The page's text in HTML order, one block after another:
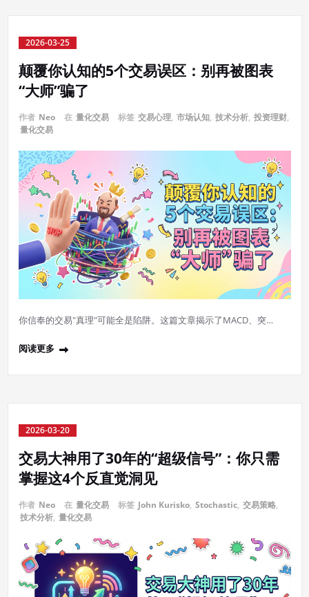
2026-03-25
颠覆你认知的5个交易误区：别再被图表
“大师”骗了
作者 Neo 在 量化交易 标签 交易心理, 市场认知, 技术分析, 投资理财,
量化交易
你信奉的交易"真理"可能全是陷阱。这篇文章揭示了MACD、突…
阅读更多
2026-03-20
交易大神用了30年的“超级信号”：你只需
掌握这4个反直觉洞见
作者 Neo 在 量化交易 标签 John Kurisko, Stochastic, 交易策略,
技术分析, 量化交易